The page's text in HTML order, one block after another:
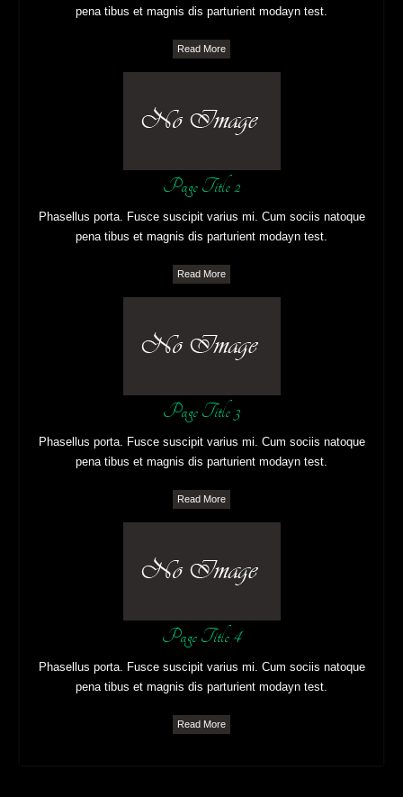
pena tibus et magnis dis parturient modayn test.
Read More
Page Title 2
Phasellus porta. Fusce suscipit varius mi. Cum sociis natoque
pena tibus et magnis dis parturient modayn test.
Read More
Page Title 3
Phasellus porta. Fusce suscipit varius mi. Cum sociis natoque
pena tibus et magnis dis parturient modayn test.
Read More
Page Title 4
Phasellus porta. Fusce suscipit varius mi. Cum sociis natoque
pena tibus et magnis dis parturient modayn test.
Read More